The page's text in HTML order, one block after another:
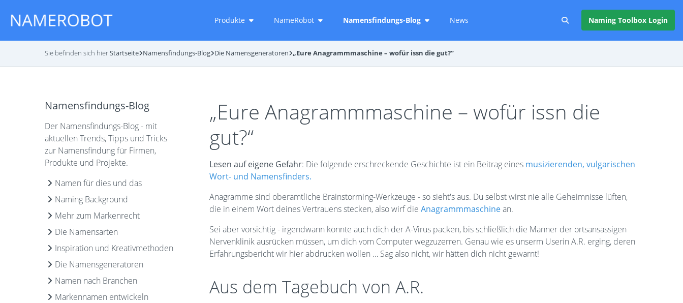
Produkte NameRobot Namensfindungs-Blog News Naming Toolbox Login
Sie befinden sich hier:Startseite Namensfindungs-Blog Die Namensgeneratoren „Eure Anagrammmaschine – wofür issn die gut?“
„Eure Anagrammmaschine – wofür issn die
gut?“
Lesen auf eigene Gefahr: Die folgende erschreckende Geschichte ist ein Beitrag eines musizierenden, vulgarischen
Wort- und Namensfinders.
Anagramme sind oberamtliche Brainstorming-Werkzeuge - so sieht's aus. Du selbst wirst nie alle Geheimnisse lüften,
die in einem Wort deines Vertrauens stecken, also wirf die Anagrammmaschinean.
Sei aber vorsichtig - irgendwann könnte auch dich der A-Virus packen, bis schließlich die Männer der ortsansässigen
Nervenklinik ausrücken müssen, um dich vom Computer wegzuzerren. Genau wie es unserm Userin A.R. erging, deren
Erfahrungsbericht wir hier abdrucken wollen … Sag also nicht, wir hätten dich nicht gewarnt!
Aus dem Tagebuch von A.R.
Namensfindungs-Blog
Der Namensfindungs-Blog - mit
aktuellen Trends, Tipps und Tricks
zur Namensfindung für Firmen,
Produkte und Projekte.
Namen für dies und das
Naming Background
Mehr zum Markenrecht
Die Namensarten
Inspiration und Kreativmethoden
Die Namensgeneratoren
Namen nach Branchen
Markennamen entwickeln